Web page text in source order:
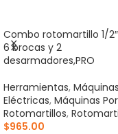
Combo rotomartillo 1/
6 brocas y 2
desarmadores,PRO
Herramientas, Máquinas
Eléctricas, Máquinas
Rotomartillos,
$965.00